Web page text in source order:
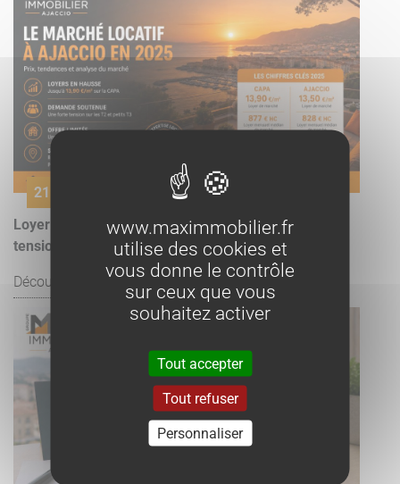
21 juillet
Loyer à Ajaccio 2026 : prix au m², marché locatif et
tension | MAX IMMOBILIER
Découvrir l'article
www.maximmobilier.fr
utilise des cookies et
vous donne le contrôle
sur ceux que vous
souhaitez activer
Tout accepter
Tout refuser
Personnaliser